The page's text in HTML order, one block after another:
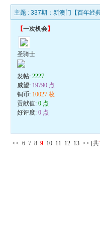
主题 :337期：新澳门【百年经
【一次机会】
圣骑士
发帖:2227
威望: 19790 点
铜币: 10027 枚
贡献值:0 点
好评度:0 点
<< 6 7 8 9 10 11 12 13 >> [共